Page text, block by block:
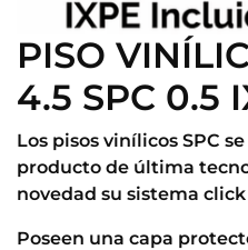
PISO
4.5 SPC 0.5
Los pisos vinílicos SPC
producto de última
novedad su sistema
Poseen una capa